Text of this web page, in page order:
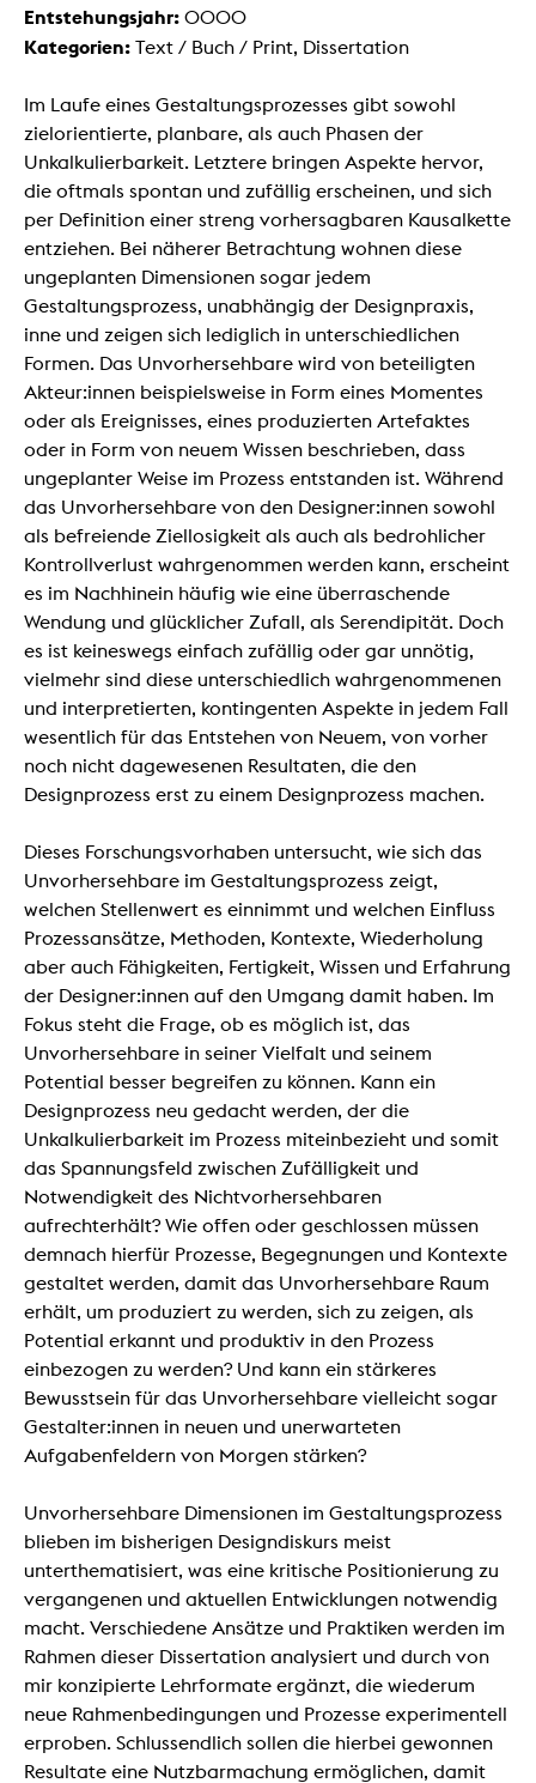
Entstehungsjahr: 0000
Kategorien: Text / Buch / Print, Dissertation
Im Laufe eines Gestaltungsprozesses gibt sowohl
zielorientierte, planbare, als auch Phasen der
Unkalkulierbarkeit. Letztere bringen Aspekte hervor,
die oftmals spontan und zufällig erscheinen, und sich
per Definition einer streng vorhersagbaren Kausalkette
entziehen. Bei näherer Betrachtung wohnen diese
ungeplanten Dimensionen sogar jedem
Gestaltungsprozess, unabhängig der Designpraxis,
inne und zeigen sich lediglich in unterschiedlichen
Formen. Das Unvorhersehbare wird von beteiligten
Akteur:innen beispielsweise in Form eines Momentes
oder als Ereignisses, eines produzierten Artefaktes
oder in Form von neuem Wissen beschrieben, dass
ungeplanter Weise im Prozess entstanden ist. Während
das Unvorhersehbare von den Designer:innen sowohl
als befreiende Ziellosigkeit als auch als bedrohlicher
Kontrollverlust wahrgenommen werden kann, erscheint
es im Nachhinein häufig wie eine überraschende
Wendung und glücklicher Zufall, als Serendipität. Doch
es ist keineswegs einfach zufällig oder gar unnötig,
vielmehr sind diese unterschiedlich wahrgenommenen
und interpretierten, kontingenten Aspekte in jedem Fall
wesentlich für das Entstehen von Neuem, von vorher
noch nicht dagewesenen Resultaten, die den
Designprozess erst zu einem Designprozess machen.
Dieses Forschungsvorhaben untersucht, wie sich das
Unvorhersehbare im Gestaltungsprozess zeigt,
welchen Stellenwert es einnimmt und welchen Einfluss
Prozessansätze, Methoden, Kontexte, Wiederholung
aber auch Fähigkeiten, Fertigkeit, Wissen und Erfahrung
der Designer:innen auf den Umgang damit haben. Im
Fokus steht die Frage, ob es möglich ist, das
Unvorhersehbare in seiner Vielfalt und seinem
Potential besser begreifen zu können. Kann ein
Designprozess neu gedacht werden, der die
Unkalkulierbarkeit im Prozess miteinbezieht und somit
das Spannungsfeld zwischen Zufälligkeit und
Notwendigkeit des Nichtvorhersehbaren
aufrechterhält? Wie offen oder geschlossen müssen
demnach hierfür Prozesse, Begegnungen und Kontexte
gestaltet werden, damit das Unvorhersehbare Raum
erhält, um produziert zu werden, sich zu zeigen, als
Potential erkannt und produktiv in den Prozess
einbezogen zu werden? Und kann ein stärkeres
Bewusstsein für das Unvorhersehbare vielleicht sogar
Gestalter:innen in neuen und unerwarteten
Aufgabenfeldern von Morgen stärken?
Unvorhersehbare Dimensionen im Gestaltungsprozess
blieben im bisherigen Designdiskurs meist
unterthematisiert, was eine kritische Positionierung zu
vergangenen und aktuellen Entwicklungen notwendig
macht. Verschiedene Ansätze und Praktiken werden im
Rahmen dieser Dissertation analysiert und durch von
mir konzipierte Lehrformate ergänzt, die wiederum
neue Rahmenbedingungen und Prozesse experimentell
erproben. Schlussendlich sollen die hierbei gewonnen
Resultate eine Nutzbarmachung ermöglichen, damit